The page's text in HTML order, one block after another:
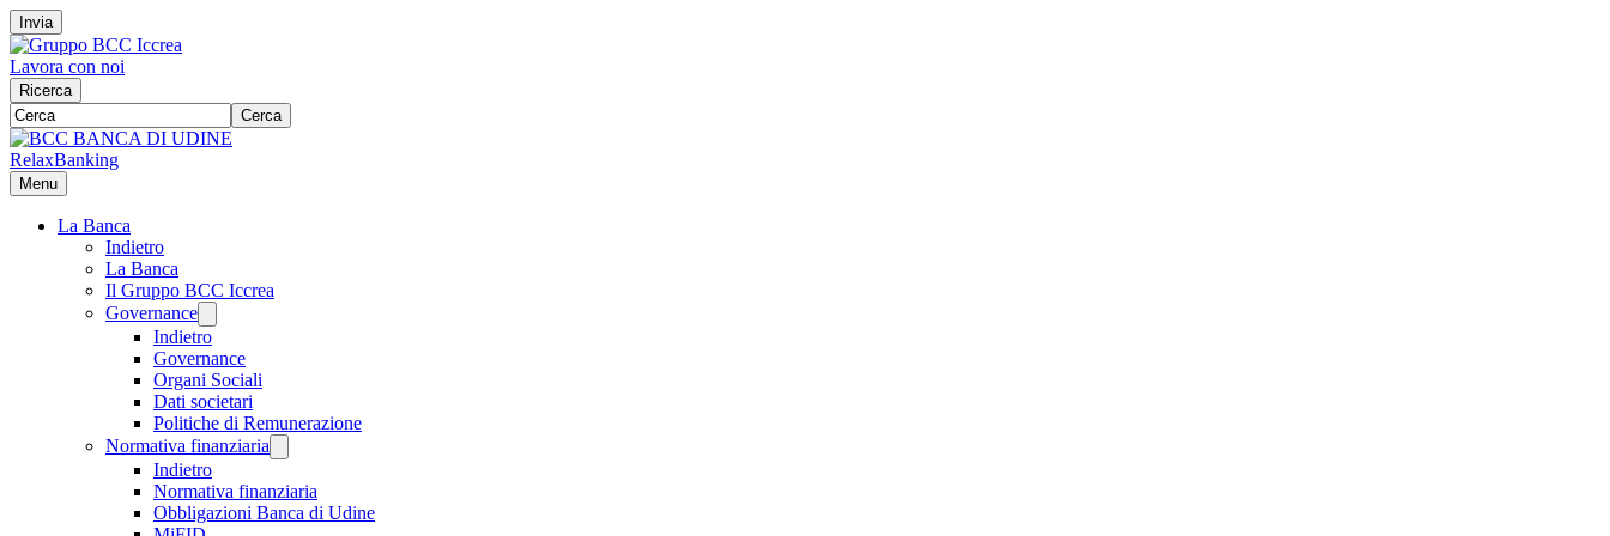
Invia
Lavora con noi
Ricerca
Cerca
RelaxBanking
Menu
La Banca
Indietro
La Banca
Il Gruppo BCC Iccrea
Governance
Indietro
Governance
Organi Sociali
Dati societari
Politiche di Remunerazione
Normativa finanziaria
Indietro
Normativa finanziaria
Obbligazioni Banca di Udine